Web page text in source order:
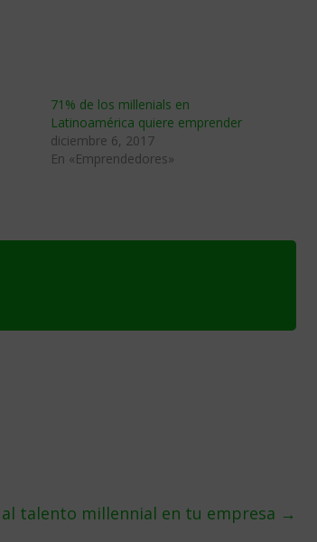
71% de los millenials en
Latinoamérica quiere emprender
diciembre 6, 2017
En «Emprendedores»
talento millennial en tu empresa →